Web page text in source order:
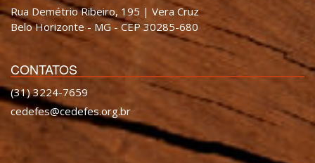
Rua Demétrio Ribeiro, 195 | Vera Cruz
Belo Horizonte - MG - CEP 30285-680
CONTATOS
(31) 3224-7659
cedefes@cedefes.org.br